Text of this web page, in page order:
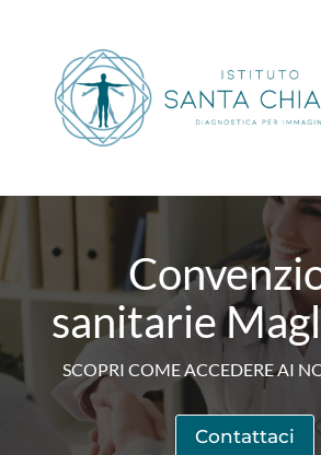
sanitarie
SCOPRI COME ACCEDERE AI
Contattaci